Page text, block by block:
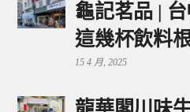
龜記茗品 |
這幾杯飲料
15 4 月, 2025